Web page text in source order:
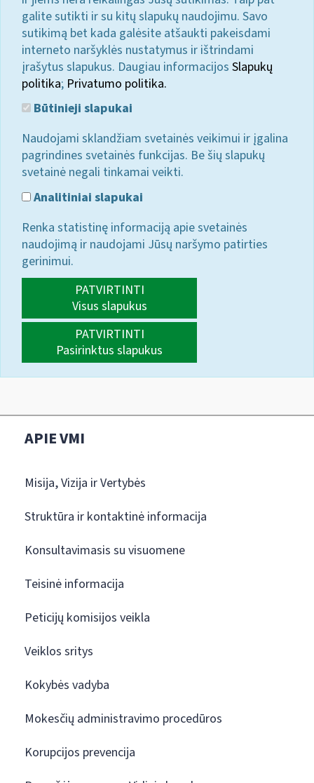
galite sutikti ir su kitų slapukų naudojimu. Savo
sutikimą bet kada galėsite atšaukti pakeisdami
interneto naršyklės nustatymus ir ištrindami
įrašytus slapukus. Daugiau informacijos Slapukų
politika; Privatumo politika.
Būtinieji slapukai
Naudojami sklandžiam svetainės veikimui ir įgalina
pagrindines svetainės funkcijas. Be šių slapukų
svetainė negali tinkamai veikti.
Analitiniai slapukai
Renka statistinę informaciją apie svetainės
naudojimą ir naudojami Jūsų naršymo patirties
gerinimui.
PATVIRTINTI
Visus slapukus
PATVIRTINTI
Pasirinktus slapukus
APIE VMI
Misija, Vizija ir Vertybės
Struktūra ir kontaktinė informacija
Konsultavimasis su visuomene
Teisinė informacija
Peticijų komisijos veikla
Veiklos sritys
Kokybės vadyba
Mokesčių administravimo procedūros
Korupcijos prevencija